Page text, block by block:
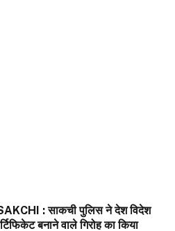
: साकची पुलिस ने देश विदेश
बनाने वाले गिरोह का किया